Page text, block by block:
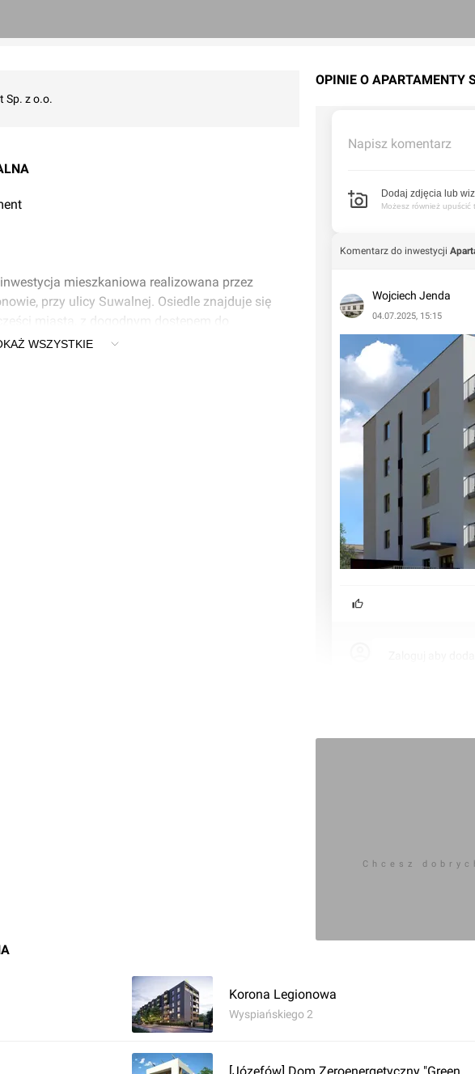
Sp. z o.o.
mieszkaniowa realizowana przez
przy ulicy Suwalnej. Osiedle znajduje się
miasta, z dogodnym dostępem do
terenów rekreacyjnych.
WSZYSTKIE
OPINIE O APARTAMENTY
Napisz komentarz
Dodaj zdjęcia lub
Możesz również upuścić
Komentarz do inwestycji
Wojciech Jenda
04.07.2025, 15:15
Chcesz
Korona Legionowa
Wyspiańskiego 2
[Józefów] Dom Zeroenergetyczny "Green